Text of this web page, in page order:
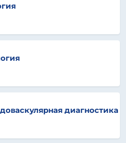
диагностика